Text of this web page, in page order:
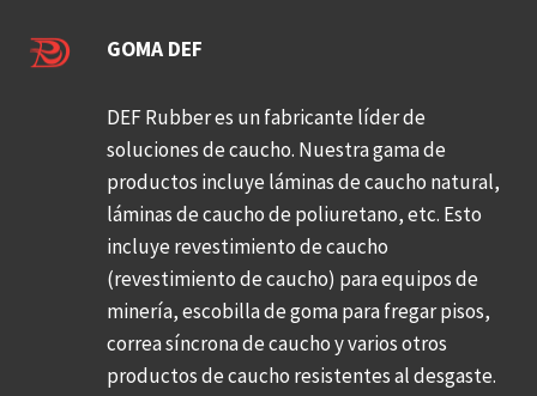
GOMA DEF
DEF Rubber es un fabricante líder de
soluciones de caucho. Nuestra gama de
productos incluye láminas de caucho natural,
láminas de caucho de poliuretano, etc. Esto
incluye revestimiento de caucho
(revestimiento de caucho) para equipos de
minería, escobilla de goma para fregar pisos,
correa síncrona de caucho y varios otros
productos de caucho resistentes al desgaste.